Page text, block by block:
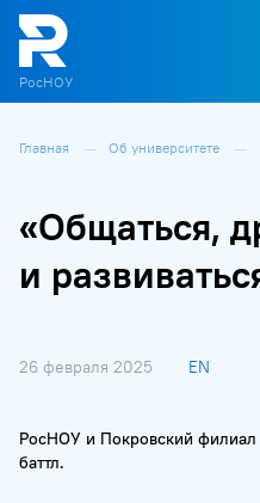
РосНОУ
Главная Об университете
«Общаться,
и
26 февраля 2025 EN
РосНОУ и Покровский
баттл.